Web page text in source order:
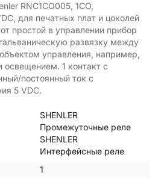
RNC1CO005, 1CO,
для печатных плат и цоколей
простой в управлении прибор
развязку между
управления, например,
освещением. 1 контакт с
постоянный ток с
5 VDC.
SHENLER
Промежуточные реле
SHENLER
Интерфейсные реле
1